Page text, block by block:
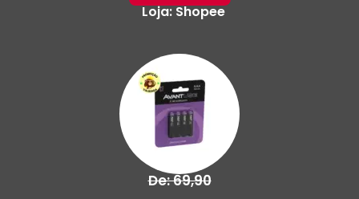
Loja:Shopee
De: 69,90